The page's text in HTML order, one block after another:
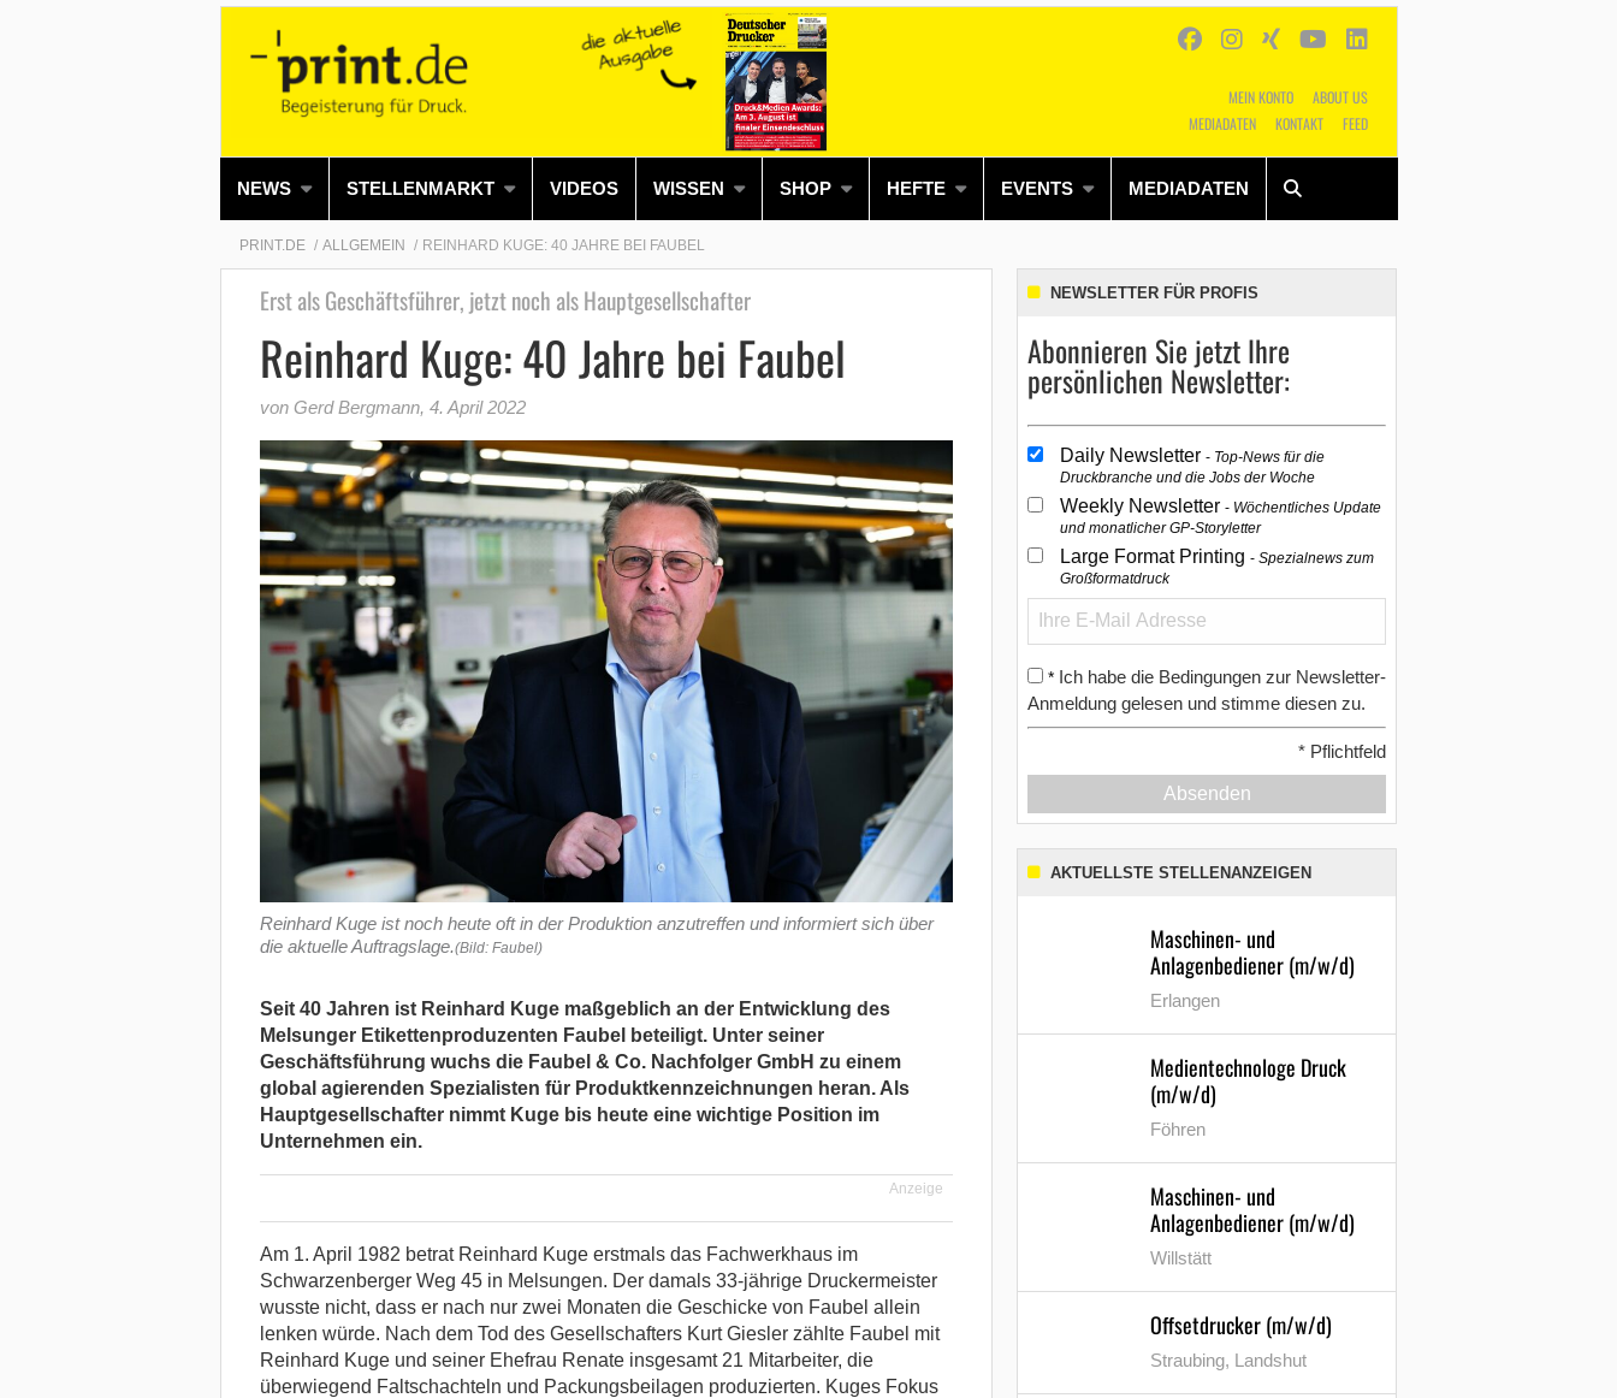
MEIN KONTO
ABOUT US
MEDIADATEN
KONTAKT FEED
NEWS STELLENMARKT VIDEOS WISSEN SHOP HEFTE EVENTS MEDIADATEN
Alles Shop SUCHEN
PRINT.DE ALLGEMEIN REINHARD KUGE: 40 JAHRE BEI FAUBEL
Erst als Geschäftsführer, jetzt noch als Hauptgesellschafter
Reinhard Kuge: 40 Jahre bei Faubel
von Gerd Bergmann, 4. April 2022
Reinhard Kuge ist noch heute oft in der Produktion anzutreffen und informiert sich über
die aktuelle Auftragslage.(Bild: Faubel)
Seit 40 Jahren ist Reinhard Kuge maßgeblich an der Entwicklung des
Melsunger Etikettenproduzenten Faubel beteiligt. Unter seiner
Geschäftsführung wuchs die Faubel & Co. Nachfolger GmbH zu einem
global agierenden Spezialisten für Produktkennzeichnungen heran. Als
Hauptgesellschafter nimmt Kuge bis heute eine wichtige Position im
Unternehmen ein.
Anzeige
Am 1. April 1982 betrat Reinhard Kuge erstmals das Fachwerkhaus im
Schwarzenberger Weg 45 in Melsungen. Der damals 33-jährige Druckermeister
wusste nicht, dass er nach nur zwei Monaten die Geschicke von Faubel allein
lenken würde. Nach dem Tod des Gesellschafters Kurt Giesler zählte Faubel mit
Reinhard Kuge und seiner Ehefrau Renate insgesamt 21 Mitarbeiter, die
überwiegend Faltschachteln und Packungsbeilagen produzierten. Kuges Fokus
NEWSLETTER FÜR PROFIS
Abonnieren Sie jetzt Ihre
persönlichen Newsletter:
Daily Newsletter Top-News für die
Druckbranche und die Jobs der Woche
Weekly Newsletter Wöchentliches Update
und monatlicher GP-Storyletter
Large Format Printing Spezialnews zum
Großformatdruck
* Ich habe die Bedingungen zur Newsletter-
Anmeldung gelesen und stimme diesen zu.
* Pflichtfeld
Absenden
AKTUELLSTE STELLENANZEIGEN
Maschinen- und
Anlagenbediener (m/w/d)
Erlangen
Medientechnologe Druck
(m/w/d)
Föhren
Maschinen- und
Anlagenbediener (m/w/d)
Willstätt
Offsetdrucker (m/w/d)
Straubing, Landshut